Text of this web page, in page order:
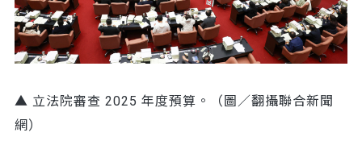
▲ 立法院審查 2025 年度預算。（圖／翻攝聯合新聞
網）